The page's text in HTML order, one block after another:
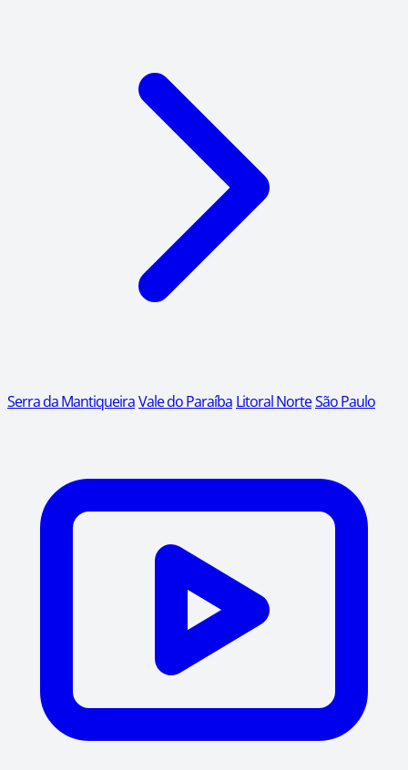
Serra da MantiqueiraVale do Paraíba Litoral NorteSão Paulo